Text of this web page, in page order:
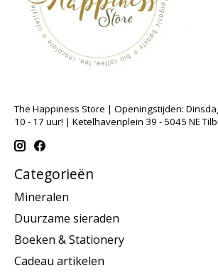
The Happiness Store | Openingstijden:
10 - 17 uur! | Ketelhavenplein 39 - 5045 NE
Categorieën
Mineralen
Duurzame sieraden
Boeken & Stationery
Cadeau artikelen